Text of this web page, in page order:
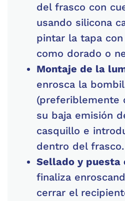
del frasco con
usando silicona
pintar la tapa
como dorado o
Montaje de la
enrosca la
(preferiblemente
su baja emisión
casquillo e
dentro del frasco.
Sellado y puesta
finaliza
cerrar el